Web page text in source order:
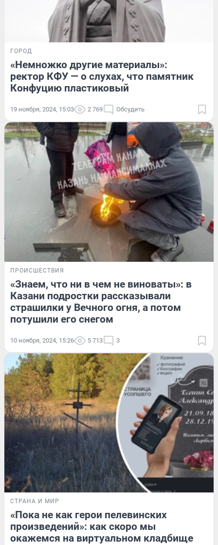
ГОРОД
«Немножко другие материалы»:
ректор КФУ — о слухах, что памятник
Конфуцию пластиковый
19 ноября, 2024, 15:03 2 769 Обсудить
ПРОИСШЕСТВИЯ
«Знаем, что ни в чем не виноваты»: в
Казани подростки рассказывали
страшилки у Вечного огня, а потом
потушили его снегом
10 ноября, 2024, 15:26 5 713 3
СТРАНА И МИР
«Пока не как герои пелевинских
произведений»: как скоро мы
окажемся на виртуальном кладбище